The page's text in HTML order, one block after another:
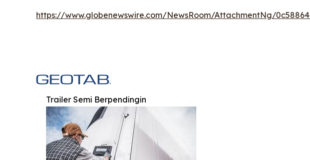
https://www.globenewswire.com/NewsRoom/AttachmentNg/
Trailer Semi Berpendingin